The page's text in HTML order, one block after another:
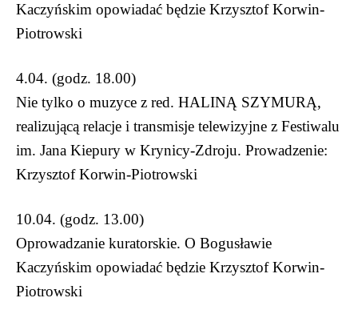
Kaczyńskim opowiadać będzie Krzysztof Korwin-
Piotrowski
4.04. (godz. 18.00)
Nie tylko o muzyce z red. HALINĄ SZYMURĄ,
realizującą relacje i transmisje telewizyjne z Festiwalu
im. Jana Kiepury w Krynicy-Zdroju. Prowadzenie:
Krzysztof Korwin-Piotrowski
10.04. (godz. 13.00)
Oprowadzanie kuratorskie. O Bogusławie
Kaczyńskim opowiadać będzie Krzysztof Korwin-
Piotrowski